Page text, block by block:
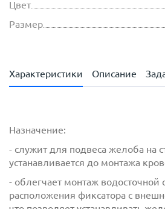
Цвет
Размер
Характеристики Описание
Назначение:
- служит для подвеса желоба на
устанавливается до монтажа
- облегчает монтаж водосточной
расположения фиксатора с